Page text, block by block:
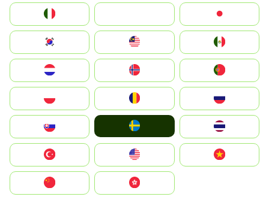
South Korea
United States
中國香港特別行政區